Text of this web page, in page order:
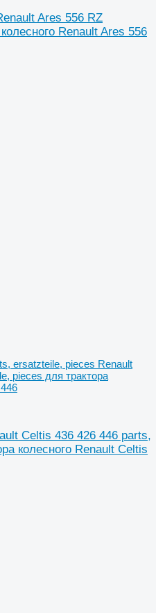
Ares 556 RZ
Renault Ares 556
ersatzteile, pieces Renault
pieces для трактора
Celtis 436 426 446 parts,
колесного Renault Celtis